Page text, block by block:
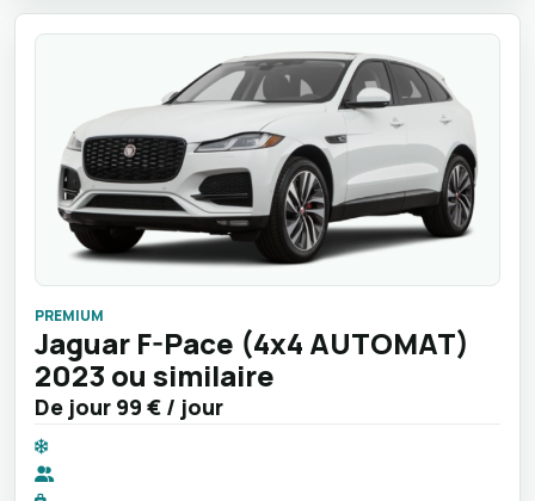
PREMIUM
Jaguar F-Pace (4x4 AUTOMAT)
2023 ou similaire
De jour 99 € / jour